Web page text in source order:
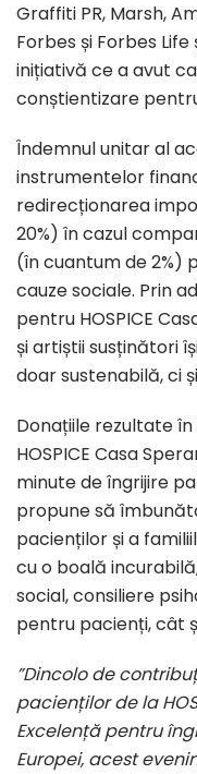
Graffiti PR, Marsh,
Forbes și Forbes
inițiativă ce a avut
conștientizare
Îndemnul unitar al
instrumentelor
redirecționarea
20%) în cazul
(în cuantum de 2%)
cauze sociale. Prin
pentru HOSPICE
și artiștii susținători
doar sustenabilă, ci
Donațiile rezultate
HOSPICE Casa
minute de îngrijire
propune să
pacienților și a
cu o boală
social, consiliere
pentru pacienți, cât
”Dincolo de
pacienților de la
Excelență pentru
Europei, acest